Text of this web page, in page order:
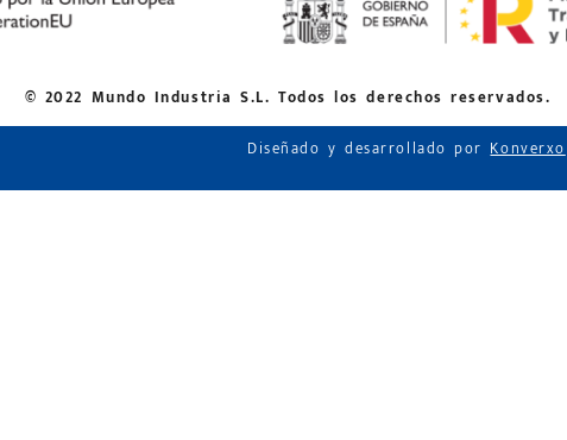
© 2022 Mundo Industria S.L. Todos los derechos reservados.
Diseñado y desarrollado porKonverxo